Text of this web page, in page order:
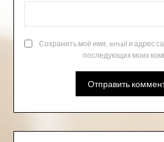
Сохранить моё имя, email и адрес
последующих моих